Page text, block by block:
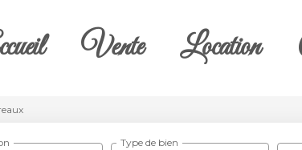
Vente Location
Type de bien